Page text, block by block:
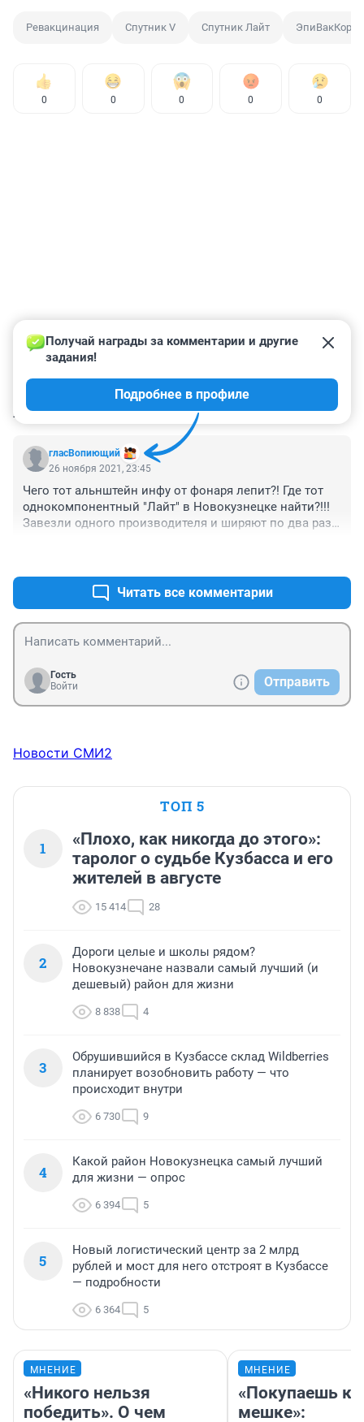
Ревакцинация Спутник V Спутник Лайт
0 0 0 0 0
КОММЕНТАРИИ 1
гласВопиющий
Получай награды за комментарии и другие
задания!
Подробнее в профиле
26 ноября 2021, 23:45
Чего тот альнштейн инфу от фонаря лепит?! Где тот
однокомпонентный "Лайт" в Новокузнецке найти?!!!
Завезли одного производителя и ширяют по два раза
Читать все комментарии
Гость
Войти
Отправить
Новости СМИ2
ТОП 5
1
«Плохо, как никогда до этого»:
таролог о судьбе Кузбасса и его
жителей в августе
15 414 28
2
Дороги целые и школы рядом?
Новокузнечане назвали самый лучший (и
дешевый) район для жизни
8 838 4
3
Обрушившийся в Кузбассе склад Wildberries
планирует возобновить работу — что
происходит внутри
6 730 9
4
Какой район Новокузнецка самый лучший
для жизни — опрос
6 394 5
5
Новый логистический центр за 2 млрд
рублей и мост для него отстроят в Кузбассе
— подробности
6 364 5
МНЕНИЕ
«Никого нельзя
победить». О чем
МНЕНИЕ
«Покупаешь
мешке»: